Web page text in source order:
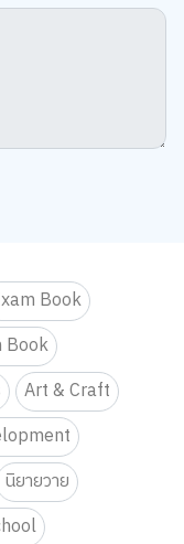
Book
Book
Art & Craft
นิยายวาย